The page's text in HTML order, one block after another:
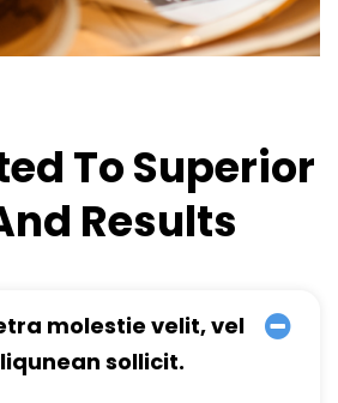
To Superior
Results
molestie velit, vel
sollicit.